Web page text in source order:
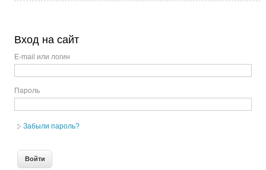
Вход на сайт
E-mail или логин
Пароль
Забыли пароль?